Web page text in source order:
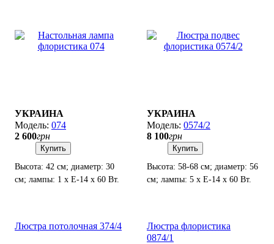
УКРАИНА
074
2 600грн
Купить
Высота: 42 см; диаметр: 30
см; лампы: 1 х Е-14 х 60 Вт.
УКРАИНА
0574/2
8 100грн
Купить
Высота: 58-68 см; диаметр: 56
см; лампы: 5 х Е-14 х 60 Вт.
Люстра потолочная 374/4
Люстра флористика
0874/1